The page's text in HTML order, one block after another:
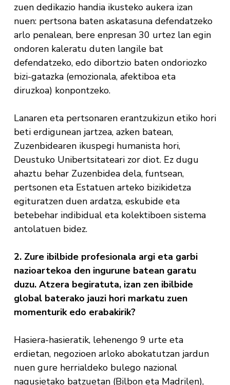
zuen dedikazio handia ikusteko aukera izan
nuen: pertsona baten askatasuna defendatzeko
arlo penalean, bere enpresan 30 urtez lan egin
ondoren kaleratu duten langile bat
defendatzeko, edo dibortzio baten ondoriozko
bizi-gatazka (emozionala, afektiboa eta
diruzkoa) konpontzeko.
Lanaren eta pertsonaren erantzukizun etiko hori
beti erdigunean jartzea, azken batean,
Zuzenbidearen ikuspegi humanista hori,
Deustuko Unibertsitateari zor diot. Ez dugu
ahaztu behar Zuzenbidea dela, funtsean,
pertsonen eta Estatuen arteko bizikidetza
egituratzen duen ardatza, eskubide eta
betebehar indibidual eta kolektiboen sistema
antolatuen bidez.
2. Zure ibilbide profesionala argi eta garbi
nazioartekoa den ingurune batean garatu
duzu. Atzera begiratuta, izan zen ibilbide
global baterako jauzi hori markatu zuen
momenturik edo erabakirik?
Hasiera-hasieratik, lehenengo 9 urte eta
erdietan, negozioen arloko abokatutzan jardun
nuen gure herrialdeko bulego nazional
nagusietako batzuetan (Bilbon eta Madrilen),